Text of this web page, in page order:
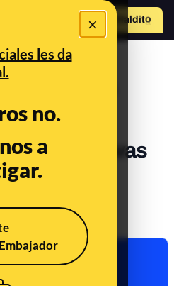
×
les da
no.
a
Hazte Maldito
huir para
pícnics
alternativas